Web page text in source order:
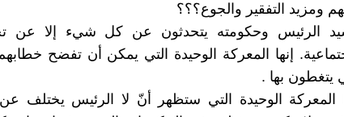
ومزيد التفقير والجوع؟؟؟
الرئيس وحكومته يتحدثون عن كل شيء إلا عن
إنها المعركة الوحيدة التي يمكن أن تفضح
يتغطون بها .
المعركة الوحيدة التي ستظهر أنّ لا الرئيس يختلف